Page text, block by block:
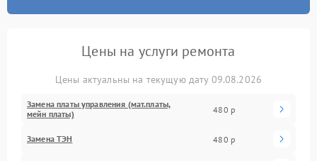
Цены на услуги ремонта
Цены актуальны на текущую дату 09.08.2026
Замена платы управления (мат.платы,
мейн платы)
480 р
Замена ТЭН 480 р